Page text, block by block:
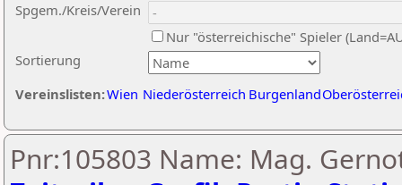
Sortierung
Spgem./Kreis/Verein
Nur "österreichische" Spieler
Vereinslisten:Wien Niederösterreich Burgenland
Pnr:105803 Name: Mag.